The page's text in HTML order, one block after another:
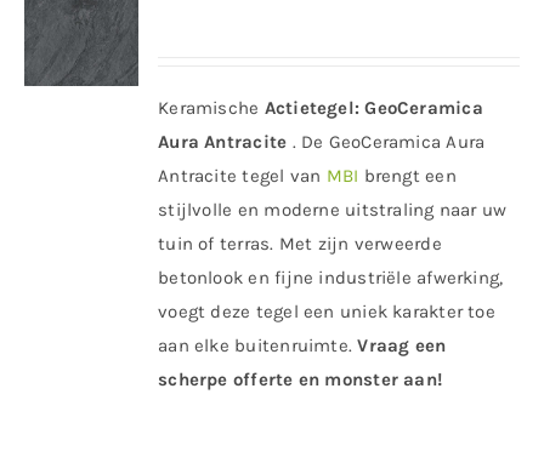
Keramische Actietegel: GeoCeramica
Aura Antracite . De GeoCeramica Aura
Antracite tegel van MBI brengt een
stijlvolle en moderne uitstraling naar uw
tuin of terras. Met zijn verweerde
betonlook en fijne industriële afwerking,
voegt deze tegel een uniek karakter toe
aan elke buitenruimte.Vraag een
scherpe offerte en monster aan!